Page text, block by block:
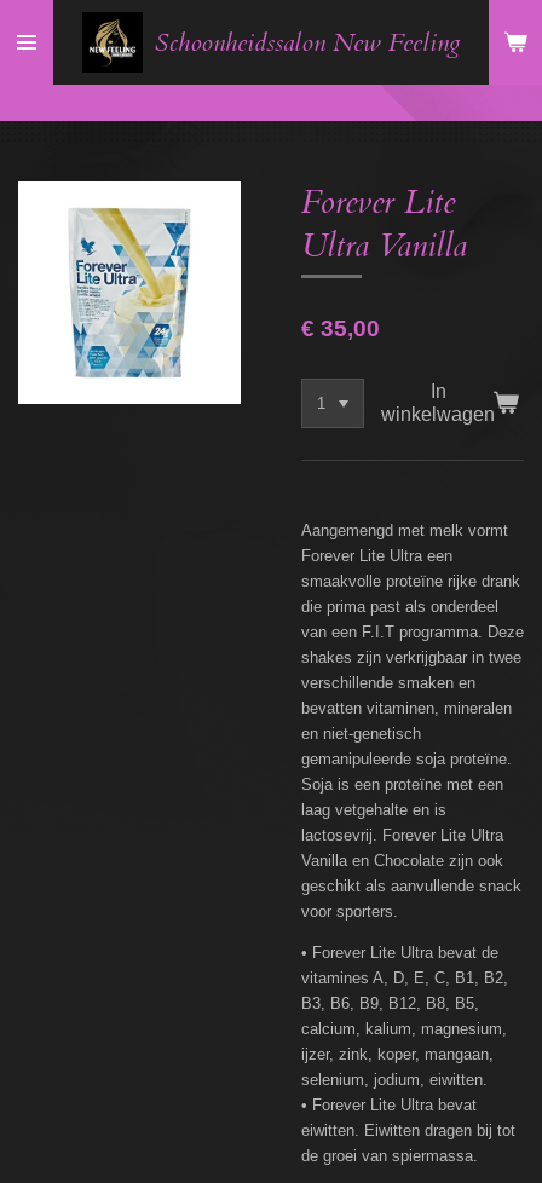
direct
hoofdinhoud
Schoonheidssalon New Feeling
Forever Lite
Ultra Vanilla
€ 35,00
In
winkelwagen
Aangemengd met melk vormt
Forever Lite Ultra een
smaakvolle proteïne rijke drank
die prima past als onderdeel
van een F.I.T programma. Deze
shakes zijn verkrijgbaar in twee
verschillende smaken en
bevatten vitaminen, mineralen
en niet-genetisch
gemanipuleerde soja proteïne.
Soja is een proteïne met een
laag vetgehalte en is
lactosevrij. Forever Lite Ultra
Vanilla en Chocolate zijn ook
geschikt als aanvullende snack
voor sporters.
• Forever Lite Ultra bevat de
vitamines A, D, E, C, B1, B2,
B3, B6, B9, B12, B8, B5,
calcium, kalium, magnesium,
ijzer, zink, koper, mangaan,
selenium, jodium, eiwitten.
• Forever Lite Ultra bevat
eiwitten. Eiwitten dragen bij tot
de groei van spiermassa.